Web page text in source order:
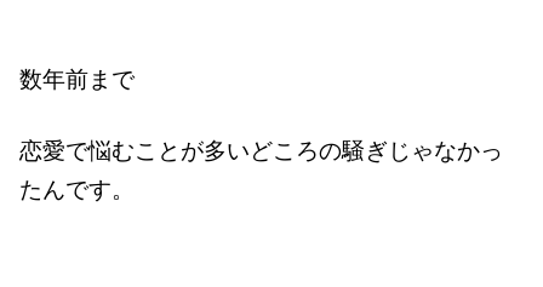
数年前まで
恋愛で悩むことが多いどころの騒ぎじゃなかっ
たんです。